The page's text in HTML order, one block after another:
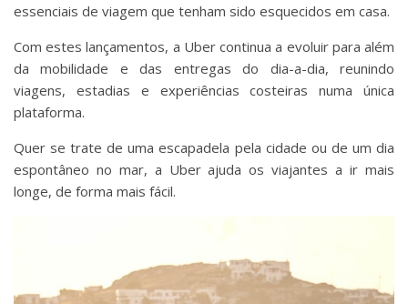
essenciais de viagem que tenham sido esquecidos em casa.
Com estes lançamentos, a Uber continua a evoluir para além
da mobilidade e das entregas do dia-a-dia, reunindo
viagens, estadias e experiências costeiras numa única
plataforma.
Quer se trate de uma escapadela pela cidade ou de um dia
espontâneo no mar, a Uber ajuda os viajantes a ir mais
longe, de forma mais fácil.